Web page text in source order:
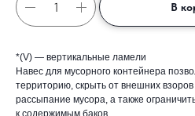
В
*(V) — вертикальные ламели
Навес для мусорного контейнера
территорию, скрыть от внешних
рассыпание мусора, а также
к содержимым баков.